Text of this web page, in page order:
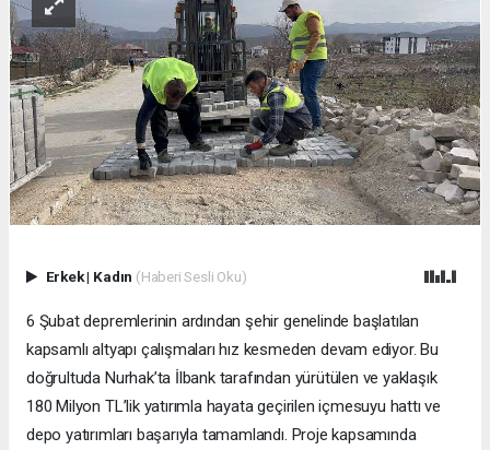
Erkek| Kadın (Haberi Sesli Oku)
6 Şubat depremlerinin ardından şehir genelinde başlatılan
kapsamlı altyapı çalışmaları hız kesmeden devam ediyor. Bu
doğrultuda Nurhak’ta İlbank tarafından yürütülen ve yaklaşık
180 Milyon TL’lik yatırımla hayata geçirilen içmesuyu hattı ve
depo yatırımları başarıyla tamamlandı. Proje kapsamında